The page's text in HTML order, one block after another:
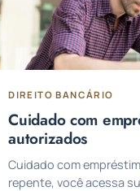
DIREITO BANCÁRIO
Cuidado com
autorizados
Cuidado com
repente, você acessa